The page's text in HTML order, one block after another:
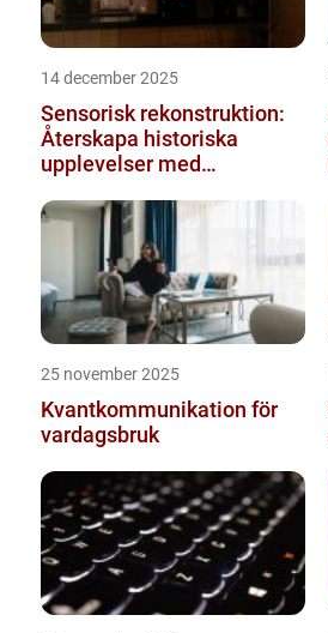
14 december 2025
Sensorisk rekonstruktion:
Återskapa historiska
upplevelser med
25 november 2025
Kvantkommunikation för
vardagsbruk